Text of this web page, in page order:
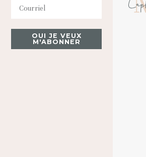
OUI JE VEUX
M'ABONNER